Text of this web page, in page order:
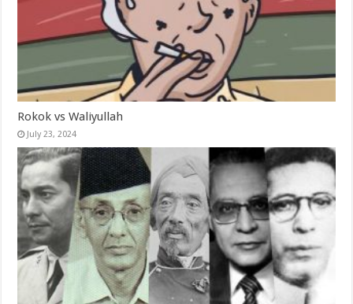
Rokok vs Waliyullah
July 23, 2024